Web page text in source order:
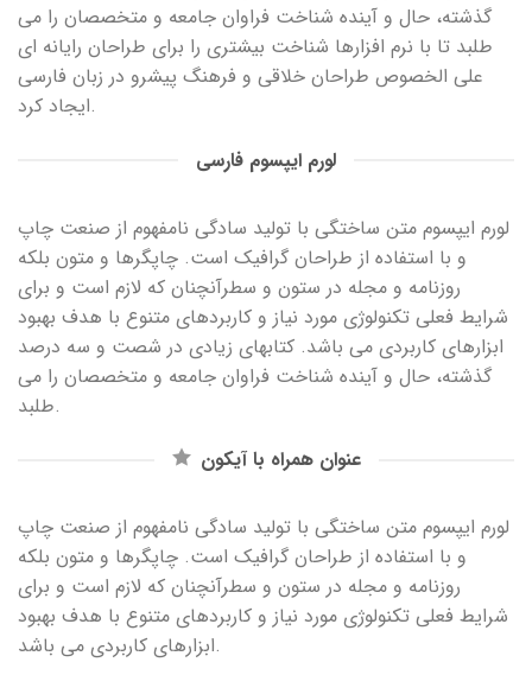
گذشته، حال و آینده شناخت فراوان جامعه و متخصصان را می
طلبد تا با نرم افزارها شناخت بیشتری را برای طراحان رایانه ای
علی الخصوص طراحان خلاقی و فرهنگ پیشرو در زبان فارسی
ایجاد کرد.
لورم ایپسوم فارسی
لورم ایپسوم متن ساختگی با تولید سادگی نامفهوم از صنعت چاپ
و با استفاده از طراحان گرافیک است. چاپگرها و متون بلکه
روزنامه و مجله در ستون و سطرآنچنان که لازم است و برای
شرایط فعلی تکنولوژی مورد نیاز و کاربردهای متنوع با هدف بهبود
ابزارهای کاربردی می باشد. کتابهای زیادی در شصت و سه درصد
گذشته، حال و آینده شناخت فراوان جامعه و متخصصان را می
طلبد.
عنوان همراه با آیکون
لورم ایپسوم متن ساختگی با تولید سادگی نامفهوم از صنعت چاپ
و با استفاده از طراحان گرافیک است. چاپگرها و متون بلکه
روزنامه و مجله در ستون و سطرآنچنان که لازم است و برای
شرایط فعلی تکنولوژی مورد نیاز و کاربردهای متنوع با هدف بهبود
ابزارهای کاربردی می باشد.